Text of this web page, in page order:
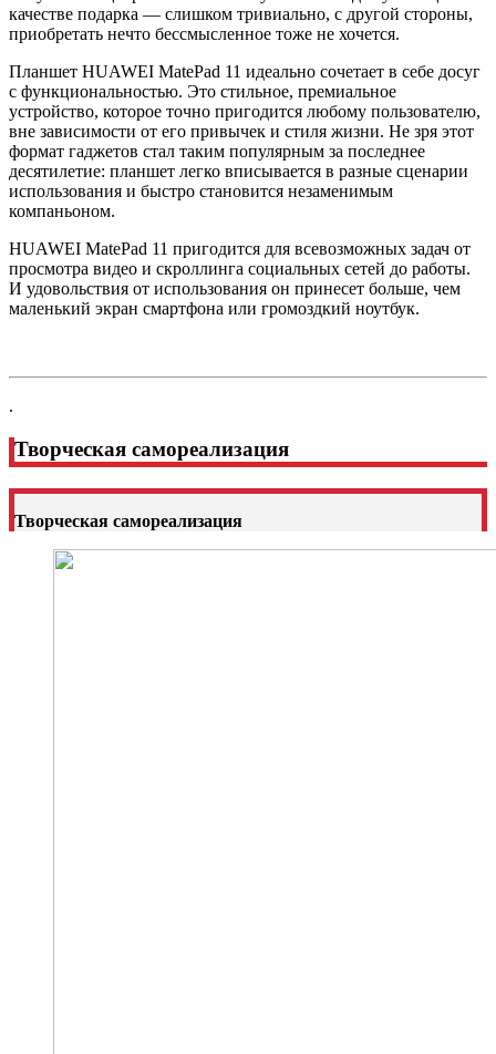
качестве подарка — слишком тривиально, с другой стороны,
приобретать нечто бессмысленное тоже не хочется.
Планшет HUAWEI MatePad 11 идеально сочетает в себе досуг
с функциональностью. Это стильное, премиальное
устройство, которое точно пригодится любому пользователю,
вне зависимости от его привычек и стиля жизни. Не зря этот
формат гаджетов стал таким популярным за последнее
десятилетие: планшет легко вписывается в разные сценарии
использования и быстро становится незаменимым
компаньоном.
HUAWEI MatePad 11 пригодится для всевозможных задач от
просмотра видео и скроллинга социальных сетей до работы.
И удовольствия от использования он принесет больше, чем
маленький экран смартфона или громоздкий ноутбук.
.
Творческая самореализация
Творческая самореализация